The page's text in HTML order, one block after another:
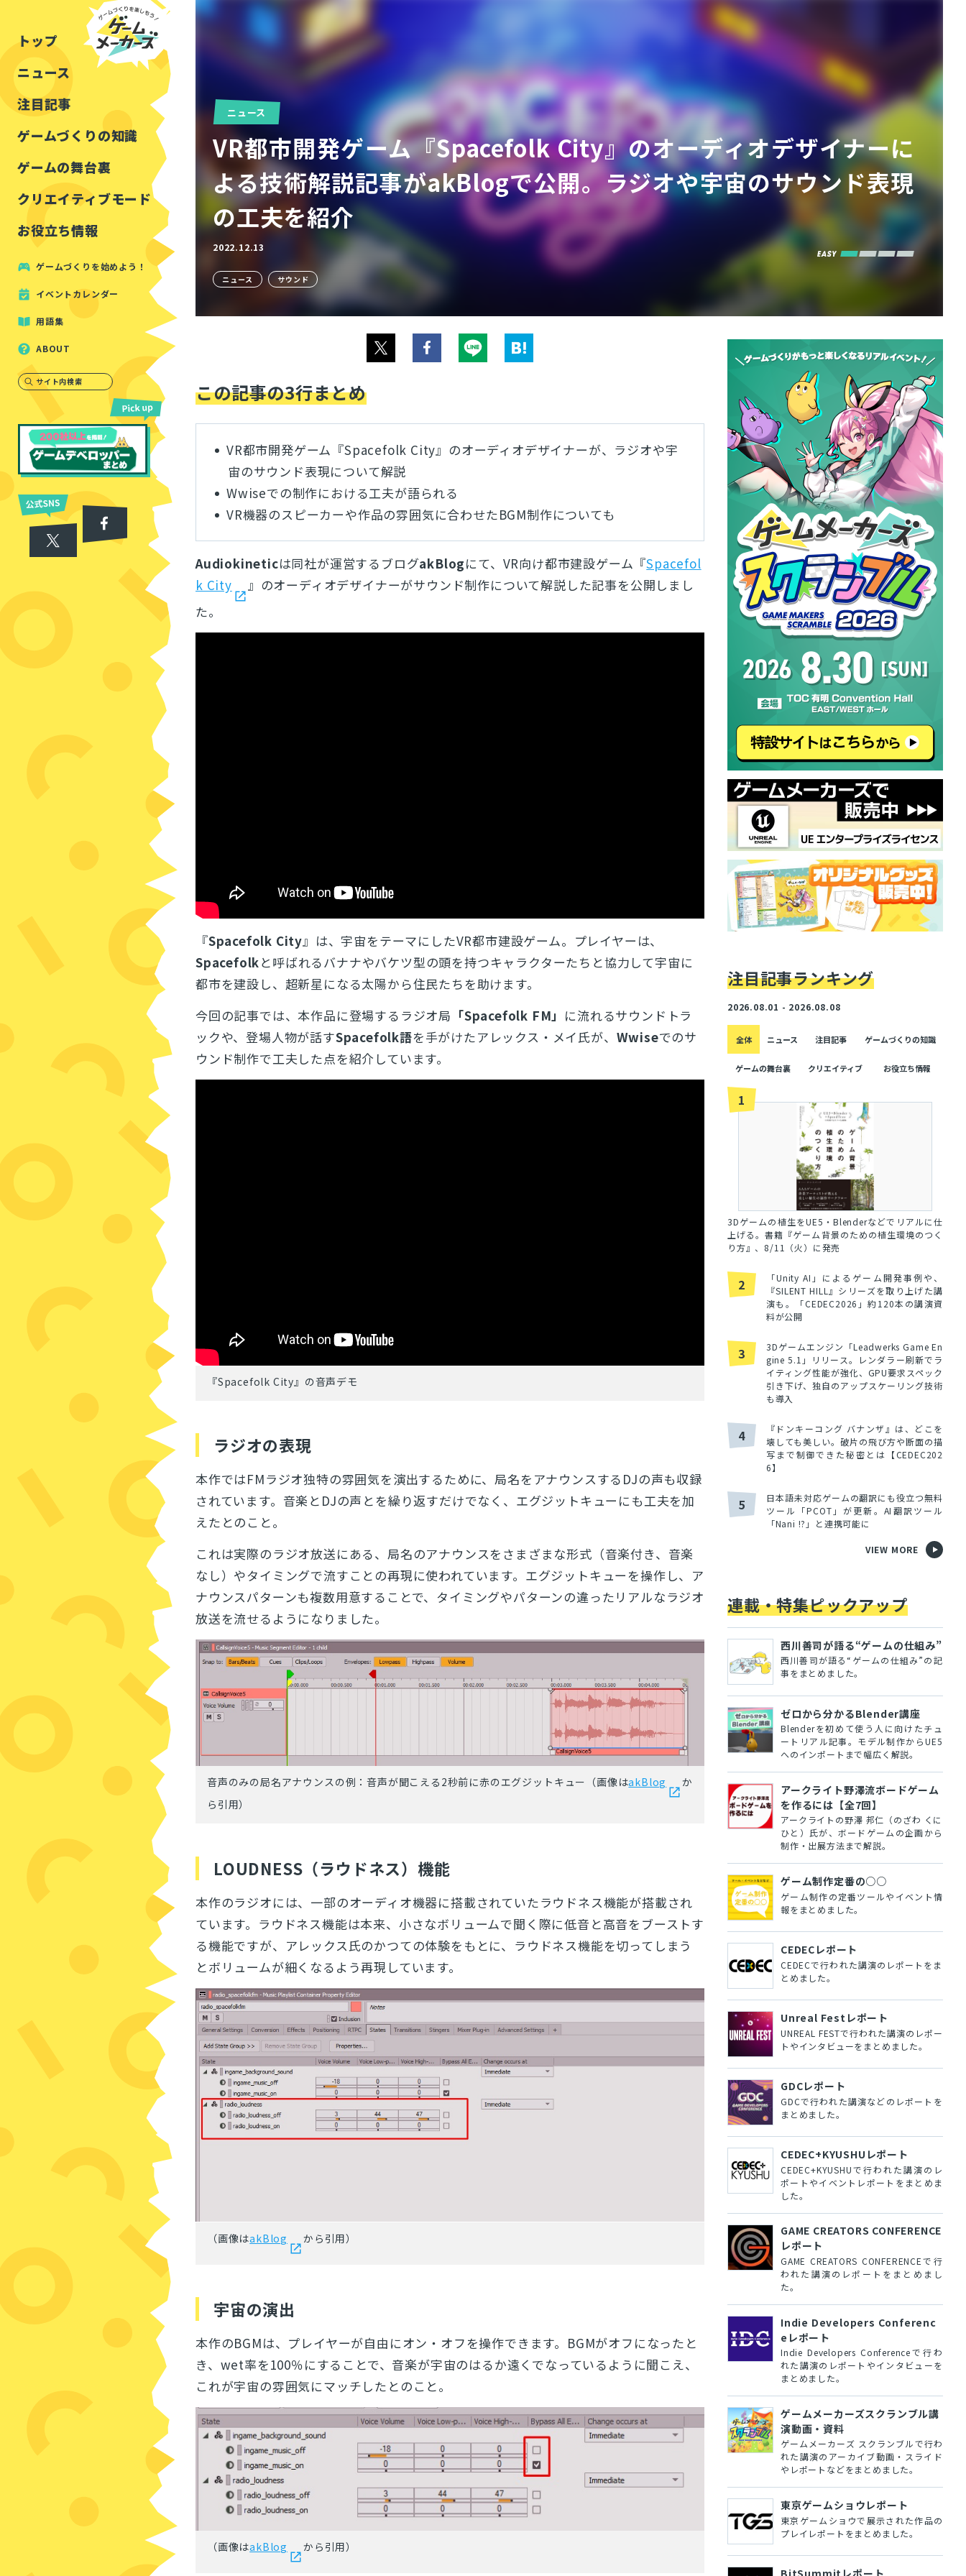
トップ
ニュース
注目記事
ゲームづくりの知識
チュートリアル
ルールをつくる
しくみをつくる
見た目を良くする
ゲームの舞台裏
インタビュー
講演レポート
クリエイティブモード
フォートナイト
マインクラフト
お役立ち情報
公開資料まとめ
イベントレポート
注目・定番の〇〇
アセットレビュー
ツール紹介
周辺機器・ハードウェア
ゲームづくりを始めよう！
イベントカレンダー
用語集
ABOUT
サイト内検索
ニュース
VR都市開発ゲーム『Spacefolk City』のオーディオデザイナーに
よる技術解説記事がakBlogで公開。ラジオや宇宙のサウンド表現
の工夫を紹介
2022.12.13
ニュース サウンド
この記事の3行まとめ
VR都市開発ゲーム『Spacefolk City』のオーディオデザイナーが、ラジオや宇
宙のサウンド表現について解説
Wwiseでの制作における工夫が語られる
VR機器のスピーカーや作品の雰囲気に合わせたBGM制作についても
Audiokineticは同社が運営するブログakBlogにて、VR向け都市建設ゲーム『Spacefol
k City
』のオーディオデザイナーがサウンド制作について解説した記事を公開しまし
た。
『Spacefolk City』は、宇宙をテーマにしたVR都市建設ゲーム。プレイヤーは、
Spacefolkと呼ばれるバナナやバケツ型の頭を持つキャラクターたちと協力して宇宙に
都市を建設し、超新星になる太陽から住民たちを助けます。
今回の記事では、本作品に登場するラジオ局 「Spacefolk FM」 に流れるサウンドトラ
ックや、登場人物が話すSpacefolk語を手がけたアレックス・メイ氏が、 Wwiseでのサ
ウンド制作で工夫した点を紹介しています。
『Spacefolk City』の音声デモ
ラジオの表現
本作ではFMラジオ独特の雰囲気を演出するために、局名をアナウンスするDJの声も収録
されています。音楽とDJの声とを繰り返すだけでなく、エグジットキューにも工夫を加
えたとのこと。
これは実際のラジオ放送にある、局名のアナウンスをさまざまな形式（音楽付き、音楽
なし）やタイミングで流すことの再現に使われています。エグジットキューを操作し、ア
ナウンスパターンも複数用意することで、タイミングやパターンの違ったリアルなラジオ
放送を流せるようになりました。
音声のみの局名アナウンスの例：音声が聞こえる2秒前に赤のエグジットキュー（画像はakBlog
か
ら引用）
LOUDNESS（ラウドネス）機能
本作のラジオには、一部のオーディオ機器に搭載されていたラウドネス機能が搭載され
ています。ラウドネス機能は本来、小さなボリュームで聞く際に低音と高音をブーストす
る機能ですが、アレックス氏のかつての体験をもとに、ラウドネス機能を切ってしまう
とボリュームが細くなるよう再現しています。
（画像はakBlog から引用）
宇宙の演出
本作のBGMは、プレイヤーが自由にオン・オフを操作できます。BGMがオフになったと
き、wet率を100％にすることで、音楽が宇宙のはるか遠くでなっているように聞こえ、
これが宇宙の雰囲気にマッチしたとのこと。
（画像はakBlog から引用）
注目記事ランキング
2026.08.01 - 2026.08.08
全体 ニュース 注目記事 ゲームづくりの知識
ゲームの舞台裏 クリエイティブ お役立ち情報
1
3Dゲームの植生をUE5・Blenderなどでリアルに仕
上げる。書籍『ゲーム背景のための植生環境のつく
り方』、8/11（火）に発売
2
「Unity AI」によるゲーム開発事例や、
『SILENT HILL』シリーズを取り上げた講
演も。「CEDEC2026」約120本の講演資
料が公開
3
3Dゲームエンジン「Leadwerks Game En
gine 5.1」リリース。レンダラー刷新でラ
イティング性能が強化、GPU要求スペック
引き下げ、独自のアップスケーリング技術
も導入
4
『ドンキーコング バナンザ』は、どこを
壊しても美しい。破片の飛び方や断面の描
写まで制御できた秘密とは【CEDEC202
6】
5
日本語未対応ゲームの翻訳にも役立つ無料
ツール「PCOT」が更新。AI翻訳ツール
「Nani !?」と連携可能に
VIEW MORE
連載・特集ピックアップ
西川善司が語る“ゲームの仕組み”
西川善司が語る“ゲームの仕組み”の記
事をまとめました。
ゼロから分かるBlender講座
Blenderを初めて使う人に向けたチュ
ートリアル記事。モデル制作からUE5
へのインポートまで幅広く解説。
アークライト野澤流ボードゲーム
を作るには【全7回】
アークライトの野澤 邦仁（のざわ くに
ひと）氏が、ボードゲームの企画から
制作・出展方法まで解説。
ゲーム制作定番の○○
ゲーム制作の定番ツールやイベント情
報をまとめました。
CEDECレポート
CEDECで行われた講演のレポートをま
とめました。
Unreal Festレポート
UNREAL FESTで行われた講演のレポー
トやインタビューをまとめました。
GDCレポート
GDCで行われた講演などのレポートを
まとめました。
CEDEC+KYUSHUレポート
CEDEC+KYUSHUで行われた講演のレ
ポートやイベントレポートをまとめま
した。
GAME CREATORS CONFERENCE
レポート
GAME CREATORS CONFERENCEで行
われた講演のレポートをまとめまし
た。
Indie Developers Conferenc
eレポート
Indie Developers Conferenceで行わ
れた講演のレポートやインタビューを
まとめました。
ゲームメーカーズスクランブル講
演動画・資料
ゲームメーカーズ スクランブルで行わ
れた講演のアーカイブ動画・スライド
やレポートなどをまとめました。
東京ゲームショウレポート
東京ゲームショウで展示された作品の
プレイレポートをまとめました。
BitSummitレポート
検索